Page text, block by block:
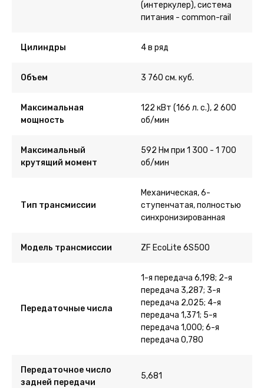
(интеркулер), система
питания - common-rail
Цилиндры 4 в ряд
Объем 3 760 см. куб.
Максимальная
мощность
122 кВт (166 л. с.), 2 600
об/мин
Максимальный
крутящий момент
592 Нм при 1 300 - 1 700
об/мин
Тип трансмиссии
Механическая, 6-
ступенчатая, полностью
синхронизированная
Модель трансмиссии ZF EcoLite 6S500
Передаточные числа
1-я передача 6,198; 2-я
передача 3,287; 3-я
передача 2,025; 4-я
передача 1,371; 5-я
передача 1,000; 6-я
передача 0,780
Передаточное число
задней передачи
5,681